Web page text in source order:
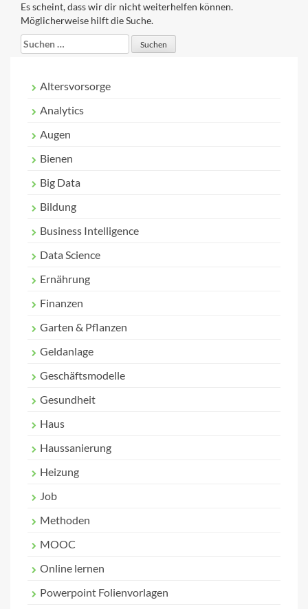
Es scheint, dass wir dir nicht weiterhelfen können.
Möglicherweise hilft die Suche.
Suchen
nach:
Altersvorsorge
Analytics
Augen
Bienen
Big Data
Bildung
Business Intelligence
Data Science
Ernährung
Finanzen
Garten & Pflanzen
Geldanlage
Geschäftsmodelle
Gesundheit
Haus
Haussanierung
Heizung
Job
Methoden
MOOC
Online lernen
Powerpoint Folienvorlagen